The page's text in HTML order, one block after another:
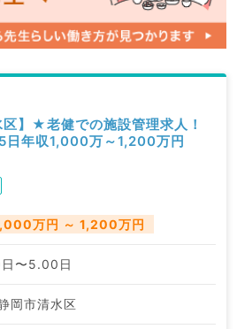
区】★老健での施設管理求人！
年収1,000万～1,200万円
万円 ～ 1,200万円
〜5.00日
岡市清水区